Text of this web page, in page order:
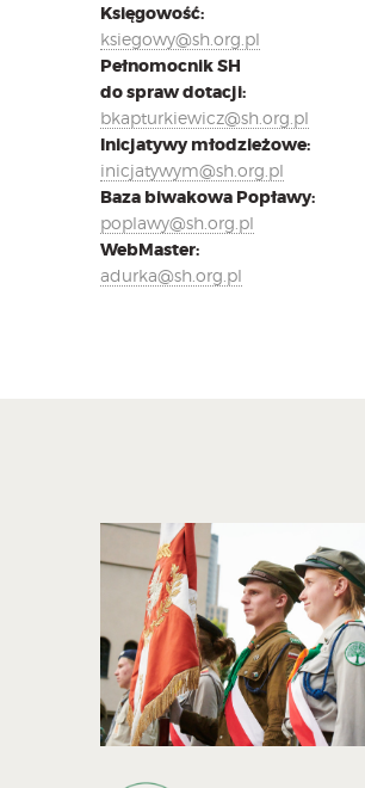
Księgowość:
ksiegowy@sh.org.pl
Pełnomocnik SH
do spraw dotacji:
bkapturkiewicz@sh.org.pl
Inicjatywy młodzieżowe:
inicjatywym@sh.org.pl
Baza biwakowa Popławy:
poplawy@sh.org.pl
WebMaster:
adurka@sh.org.pl